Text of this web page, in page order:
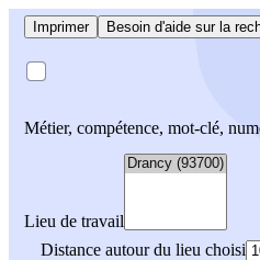
Imprimer Besoin d'aide sur la
Métier, compétence, mot-clé,
Lieu de travail
Distance autour du lieu choisi